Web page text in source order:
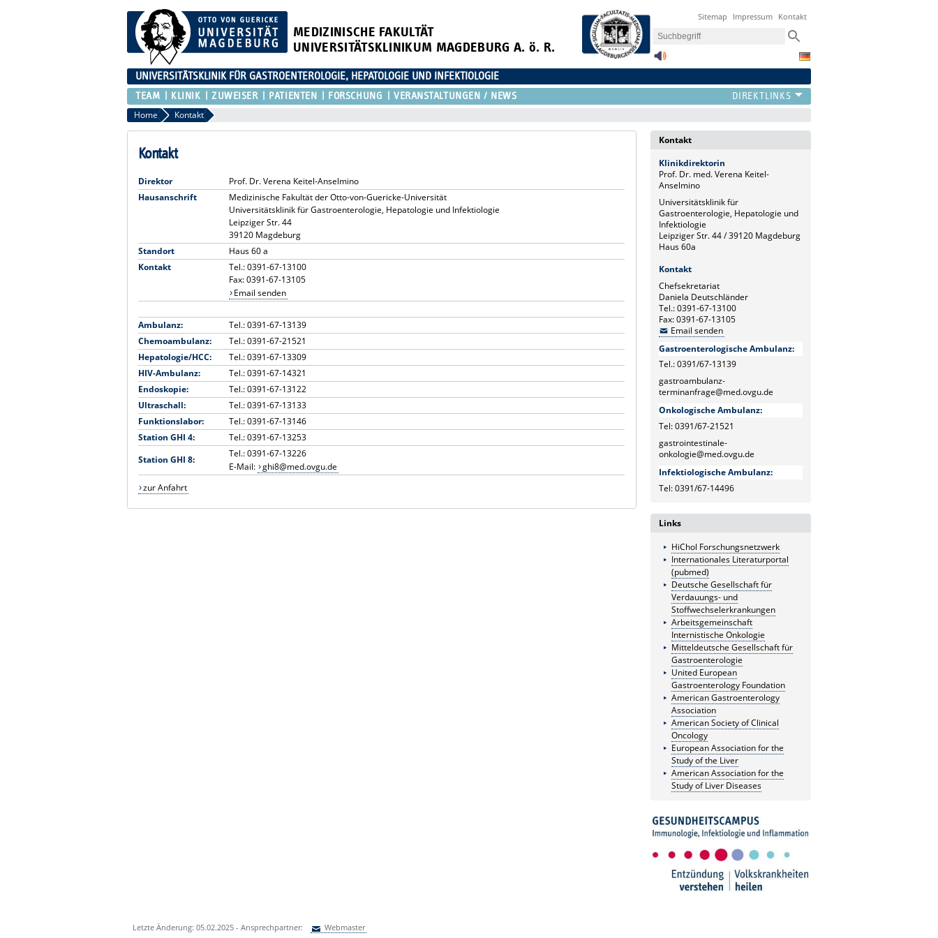
MEDIZINISCHE FAKULTÄT
UNIVERSITÄTSKLINIKUM MAGDEBURG A. ö. R.
Sitemap Impressum Kontakt
UNIVERSITÄTSKLINIK FÜR GASTROENTEROLOGIE, HEPATOLOGIE UND INFEKTIOLOGIE
TEAM KLINIK ZUWEISER PATIENTEN FORSCHUNG VERANSTALTUNGEN / NEWS
Home Kontakt
Kontakt
Direktor
Prof. Dr. Verena Keitel-Anselmino
Hausanschrift
Medizinische Fakultät der Otto-von-Guericke-Universität
Universitätsklinik für Gastroenterologie, Hepatologie und Infektiologie
Leipziger Str. 44
39120 Magdeburg
Standort
Haus 60 a
Kontakt
Tel.: 0391-67-13100
Fax: 0391-67-13105
Email senden
Ambulanz:
Tel.: 0391-67-13139
Chemoambulanz:
Tel.: 0391-67-21521
Hepatologie/HCC:
Tel.: 0391-67-13309
HIV-Ambulanz:
Tel.: 0391-67-14321
Endoskopie:
Tel.: 0391-67-13122
Ultraschall:
Tel.: 0391-67-13133
Funktionslabor:
Tel.: 0391-67-13146
Station GHI 4:
Tel.: 0391-67-13253
Station GHI 8:
Tel.: 0391-67-13226
E-Mail: ghi8@med.ovgu.de
zur Anfahrt
Kontakt
Klinikdirektorin
Prof. Dr. med. Verena Keitel-
Anselmino
Universitätsklinik für
Gastroenterologie, Hepatologie und
Infektiologie
Leipziger Str. 44 / 39120 Magdeburg
Haus 60a
Kontakt
Chefsekretariat
Daniela Deutschländer
Tel.: 0391-67-13100
Fax: 0391-67-13105
Email senden
Gastroenterologische Ambulanz:
Tel.: 0391/67-13139
gastroambulanz-
terminanfrage@med.ovgu.de
Onkologische Ambulanz:
Tel: 0391/67-21521
gastrointestinale-
onkologie@med.ovgu.de
Infektiologische Ambulanz:
Tel: 0391/67-14496
Links
HiChol Forschungsnetzwerk
Internationales Literaturportal
(pubmed)
Deutsche Gesellschaft für
Verdauungs- und
Stoffwechselerkrankungen
Arbeitsgemeinschaft
Internistische Onkologie
Mitteldeutsche Gesellschaft für
Gastroenterologie
United European
Gastroenterology Foundation
American Gastroenterology
Association
American Society of Clinical
Oncology
European Association for the
Study of the Liver
American Association for the
Study of Liver Diseases
Letzte Änderung: 05.02.2025 - Ansprechpartner: Webmaster